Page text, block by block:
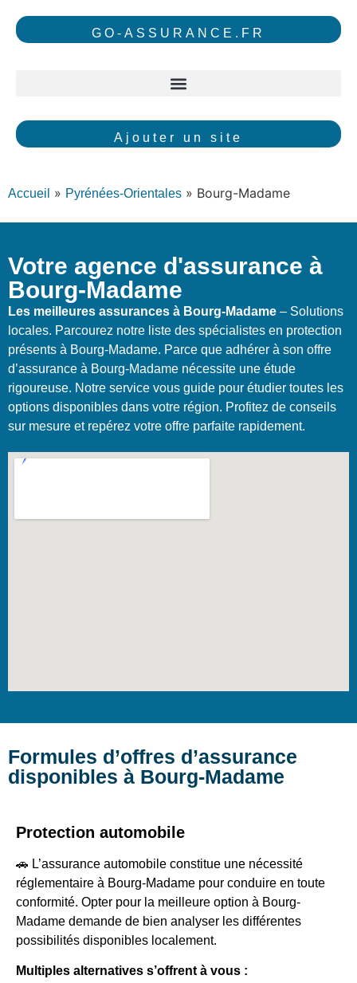
GO-ASSURANCE.FR
Ajouter un site
Accueil » Pyrénées-Orientales » Bourg-Madame
Votre agence d'assurance à
Bourg-Madame
Les meilleures assurances à Bourg-Madame – Solutions
locales. Parcourez notre liste des spécialistes en protection
présents à Bourg-Madame. Parce que adhérer à son offre
d’assurance à Bourg-Madame nécessite une étude
rigoureuse. Notre service vous guide pour étudier toutes les
options disponibles dans votre région. Profitez de conseils
sur mesure et repérez votre offre parfaite rapidement.
Formules d’offres d’assurance
disponibles à Bourg-Madame
Protection automobile
🚗 L’assurance automobile constitue une nécessité
réglementaire à Bourg-Madame pour conduire en toute
conformité. Opter pour la meilleure option à Bourg-
Madame demande de bien analyser les différentes
possibilités disponibles localement.
Multiples alternatives s’offrent à vous :